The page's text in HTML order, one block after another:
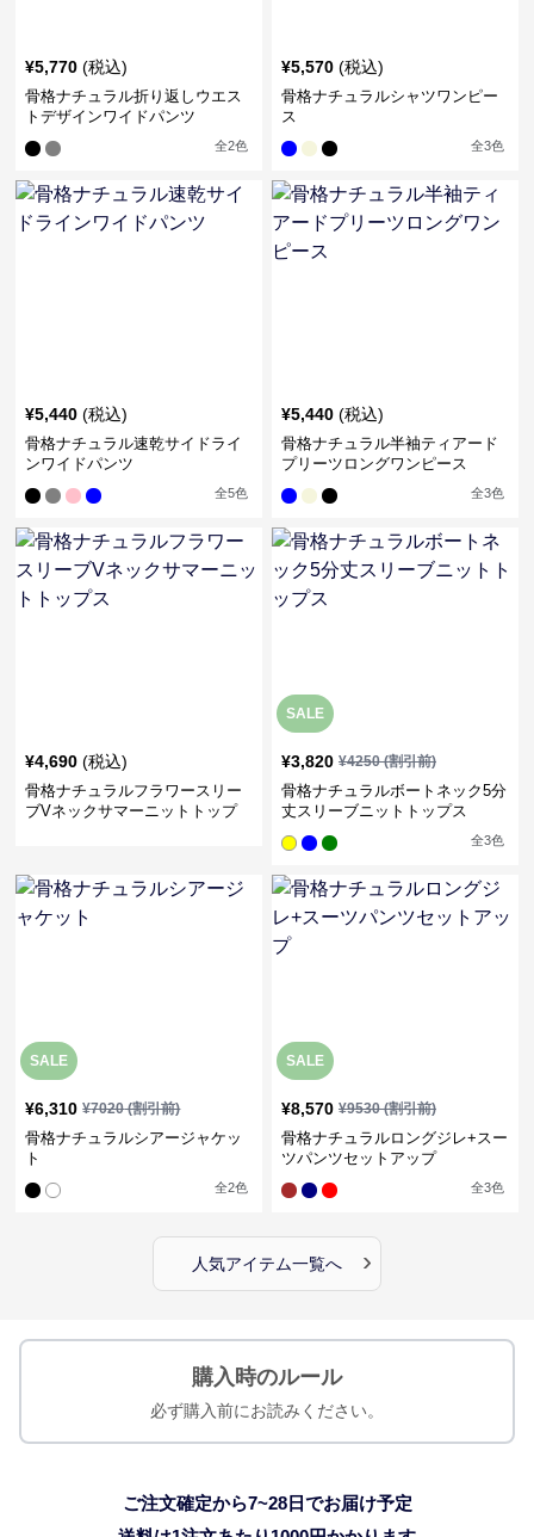
¥5,770 (税込)
骨格ナチュラル折り返しウエス
トデザインワイドパンツ
全2色
¥5,570 (税込)
骨格ナチュラルシャツワンピー
ス
全3色
¥5,440 (税込)
骨格ナチュラル速乾サイドライ
ンワイドパンツ
全5色
¥5,440 (税込)
骨格ナチュラル半袖ティアード
プリーツロングワンピース
全3色
¥4,690 (税込)
骨格ナチュラルフラワースリー
ブVネックサマーニットトップ
SALE
¥3,820 ¥4250(割引前)
骨格ナチュラルボートネック5分
丈スリーブニットトップス
全3色
SALE
¥6,310 ¥7020(割引前)
骨格ナチュラルシアージャケッ
ト
全2色
SALE
¥8,570 ¥9530(割引前)
骨格ナチュラルロングジレ+スー
ツパンツセットアップ
全3色
人気アイテム一覧へ ›
購入時のルール
必ず購入前にお読みください。
ご注文確定から7~28日でお届け予定